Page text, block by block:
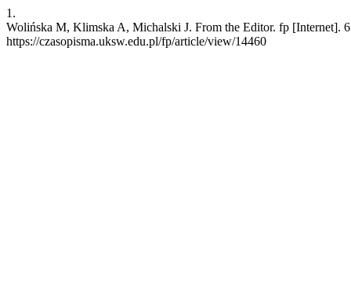
1.
Wolińska M, Klimska A, Michalski J. From the Editor. fp [Internet].
https://czasopisma.uksw.edu.pl/fp/article/view/14460